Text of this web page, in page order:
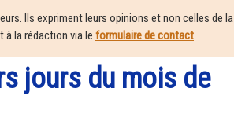
Ils expriment leurs opinions et non celles de la
à la rédaction via le formulaire de contact.
jours du mois de